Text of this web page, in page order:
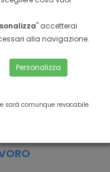
Torna indietro
RISCHIO
" accetterai
alla navigazione.
Personalizza
sarà comunque revocabile